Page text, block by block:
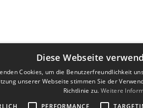
Diese Webseite
Cookies, um die Benutzerfreundlichkeit
unserer Webseite stimmen Sie der
Richtlinie zu. Weitere
PERFORMANCE